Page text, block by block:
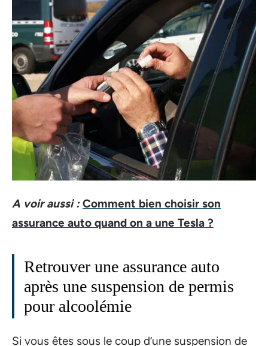
A voir aussi : Comment bien choisir son
assurance auto quand on a une Tesla ?
Retrouver une assurance auto
après une suspension de permis
pour alcoolémie
Si vous êtes sous le coup d’une suspension de